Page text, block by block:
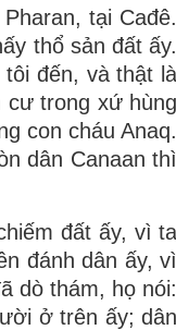
tại Cađê.
thổ sản đất ấy.
đến, và thật là
cư trong xứ hùng
con cháu Anaq.
dân Canaan thì
đất ấy, vì ta
đánh dân ấy, vì
dò thám, họ nói:
ở trên ấy; dân